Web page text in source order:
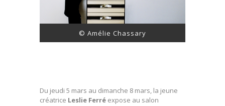
© Amélie Chassary
Du jeudi 5 mars au dimanche 8 mars, la jeune
créatrice Leslie Ferré expose au salon